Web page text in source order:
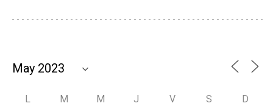
L M M J V S D